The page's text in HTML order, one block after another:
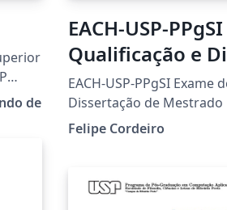
de
EACH-USP-
Qualificação e
Mestrado
EACH-USP-PPgSI Exame
Dissertação de Mestrado
Felipe Cordeiro